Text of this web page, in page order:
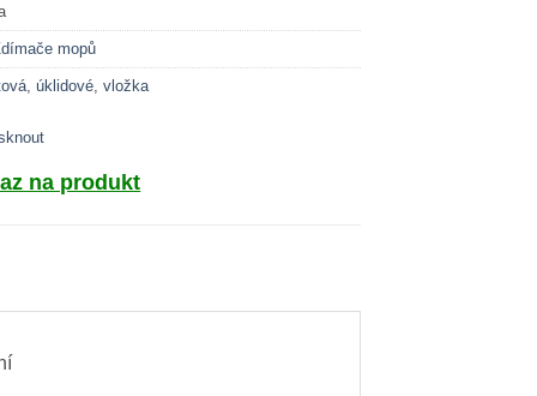
mopů
,úklidové ,vložka
na produkt